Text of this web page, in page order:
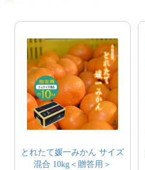
とれたて媛一みかん サイズ
混合 10kg＜贈答用＞